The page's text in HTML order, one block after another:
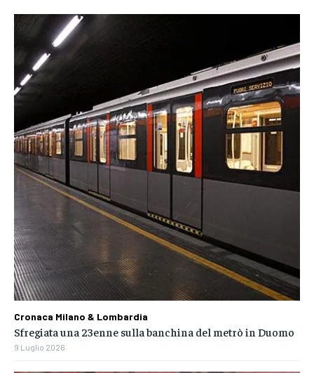
Cronaca Milano & Lombardia
Sfregiata una 23enne sulla banchina del metrò in Duomo
9 Luglio 2026